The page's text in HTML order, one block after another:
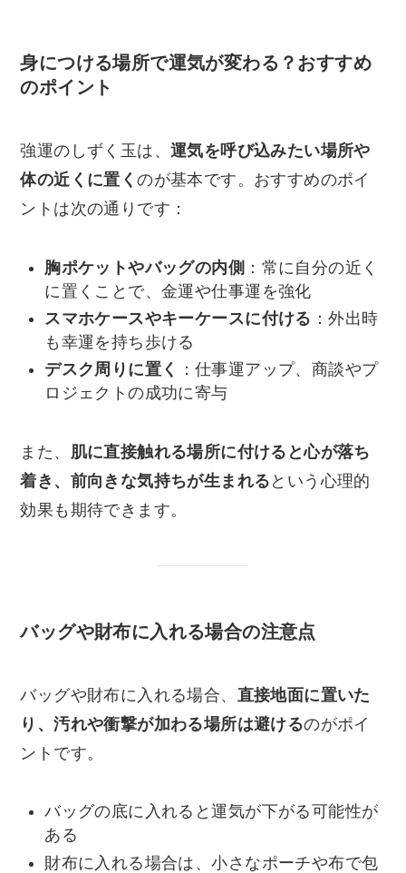
身につける場所で運気が変わる？おすすめ
のポイント
強運のしずく玉は、運気を呼び込みたい場所や
体の近くに置くのが基本です。おすすめのポイ
ントは次の通りです：
胸ポケットやバッグの内側 ：常に自分の近く
に置くことで、金運や仕事運を強化
スマホケースやキーケースに付ける ：外出時
も幸運を持ち歩ける
デスク周りに置く
：仕事運アップ、商談やプ
ロジェクトの成功に寄与
また、 肌に直接触れる場所に付けると心が落ち
着き、前向きな気持ちが生まれる という心理的
効果も期待できます。
バッグや財布に入れる場合の注意点
バッグや財布に入れる場合、 直接地面に置いた
り、汚れや衝撃が加わる場所は避けるのがポイ
ントです。
バッグの底に入れると運気が下がる可能性が
ある
財布に入れる場合は、小さなポーチや布で包